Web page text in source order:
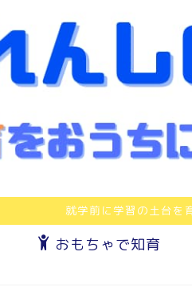
就学前に学習の土台を
おもちゃで知育